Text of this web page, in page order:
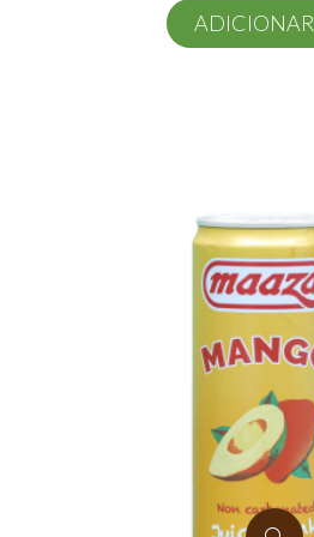
ADICIONAR